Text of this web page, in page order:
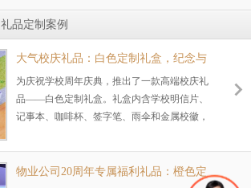
礼品定制案例
大气校庆礼品：白色定制礼盒，纪念与
实用并存
为庆祝学校周年庆典，推出了一款高端校庆礼
品——白色定制礼盒。礼盒内含学校明信片、
记事本、咖啡杯、签字笔、雨伞和金属校徽，
动、校友返校，还是师生表彰，这款礼盒都能
为学校周年盛典增添一份庄重与温情。
物业公司20周年专属福利礼品：橙色定